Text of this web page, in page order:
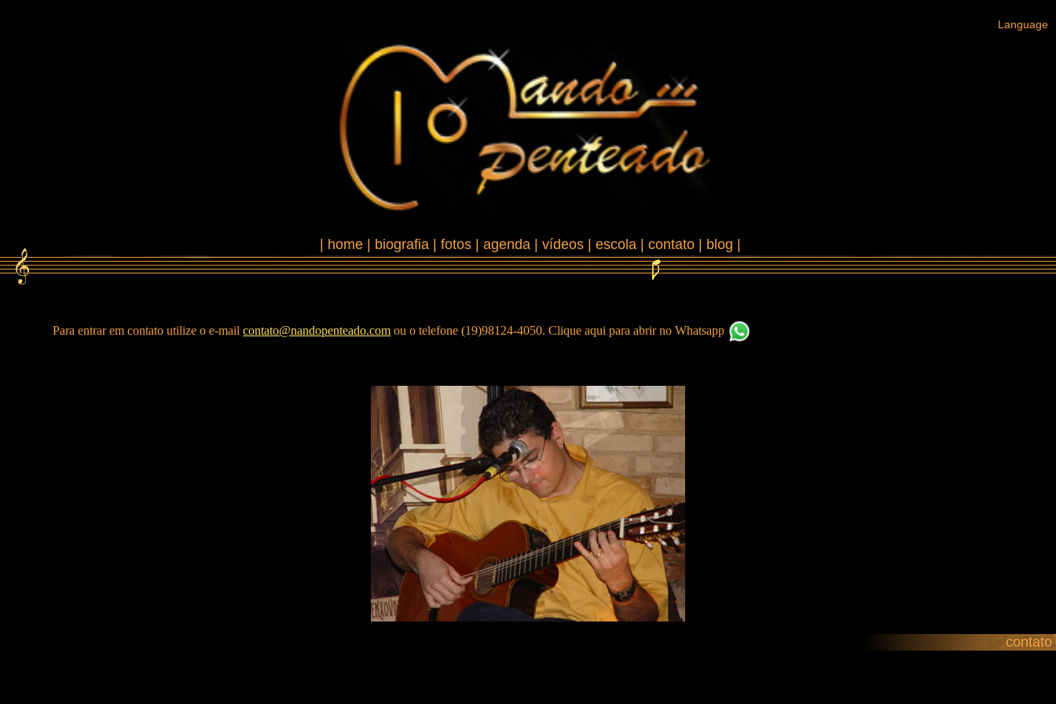
Language
| home| biografia| fotos| agenda| vídeos| escola| contato| blog |
Para entrar em contato utilize o e-mailcontato@nandopenteado.com ou o telefone (19)98124-4050. Clique aqui para abrir no Whatsapp
contato